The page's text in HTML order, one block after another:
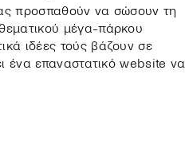
προσπαθούν να σώσουν τη
μέγα-πάρκου
ιδέες τούς βάζουν σε
ένα επαναστατικό website να